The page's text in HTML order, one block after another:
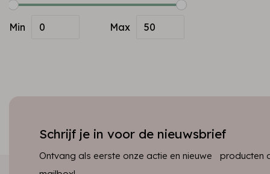
Min Max
Schrijf je in voor de nieuwsbrief
Ontvang als eerste onze actie en nieuwe producten